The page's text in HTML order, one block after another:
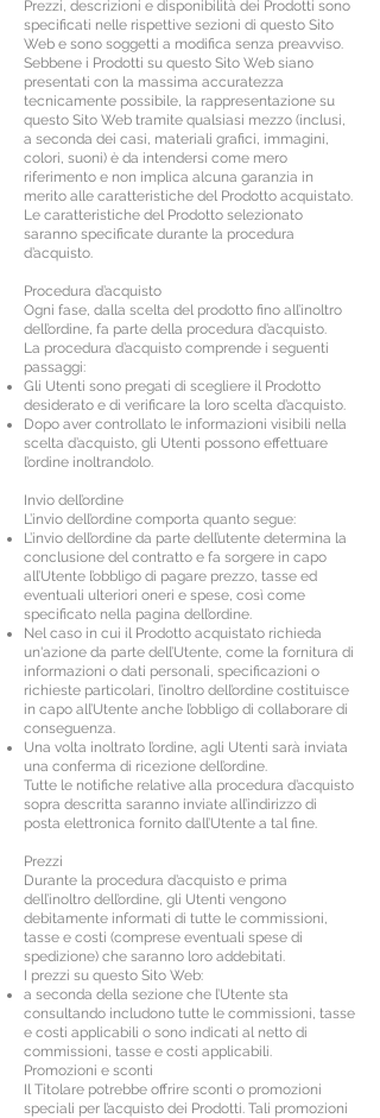
Prezzi, descrizioni e disponibilità dei Prodotti sono
specificati nelle rispettive sezioni di questo Sito
Web e sono soggetti a modifica senza preavviso.
Sebbene i Prodotti su questo Sito Web siano
presentati con la massima accuratezza
tecnicamente possibile, la rappresentazione su
questo Sito Web tramite qualsiasi mezzo (inclusi,
a seconda dei casi, materiali grafici, immagini,
colori, suoni) è da intendersi come mero
riferimento e non implica alcuna garanzia in
merito alle caratteristiche del Prodotto acquistato.
Le caratteristiche del Prodotto selezionato
saranno specificate durante la procedura
d’acquisto.
Procedura d’acquisto
Ogni fase, dalla scelta del prodotto fino all’inoltro
dell’ordine, fa parte della procedura d’acquisto.
La procedura d’acquisto comprende i seguenti
passaggi:
Gli Utenti sono pregati di scegliere il Prodotto
desiderato e di verificare la loro scelta d’acquisto.
Dopo aver controllato le informazioni visibili nella
scelta d’acquisto, gli Utenti possono effettuare
l’ordine inoltrandolo.
Invio dell’ordine
L’invio dell’ordine comporta quanto segue:
L’invio dell’ordine da parte dell’utente determina la
conclusione del contratto e fa sorgere in capo
all’Utente l’obbligo di pagare prezzo, tasse ed
eventuali ulteriori oneri e spese, così come
specificato nella pagina dell’ordine.
Nel caso in cui il Prodotto acquistato richieda
un'azione da parte dell’Utente, come la fornitura di
informazioni o dati personali, specificazioni o
richieste particolari, l’inoltro dell’ordine costituisce
in capo all’Utente anche l’obbligo di collaborare di
conseguenza.
Una volta inoltrato l’ordine, agli Utenti sarà inviata
una conferma di ricezione dell’ordine.
Tutte le notifiche relative alla procedura d’acquisto
sopra descritta saranno inviate all’indirizzo di
posta elettronica fornito dall’Utente a tal fine.
Prezzi
Durante la procedura d’acquisto e prima
dell’inoltro dell’ordine, gli Utenti vengono
debitamente informati di tutte le commissioni,
tasse e costi (comprese eventuali spese di
spedizione) che saranno loro addebitati.
I prezzi su questo Sito Web:
a seconda della sezione che l’Utente sta
consultando includono tutte le commissioni, tasse
e costi applicabili o sono indicati al netto di
commissioni, tasse e costi applicabili.
Promozioni e sconti
Il Titolare potrebbe offrire sconti o promozioni
speciali per l’acquisto dei Prodotti. Tali promozioni